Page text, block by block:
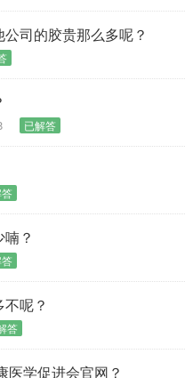
司的胶贵那么多呢？
已解答
？
呢？
答
医学促进会官网？